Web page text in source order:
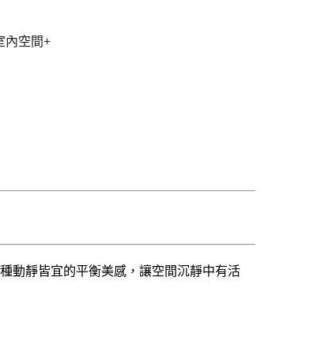
內空間+
動靜皆宜的平衡美感，讓空間沉靜中有活